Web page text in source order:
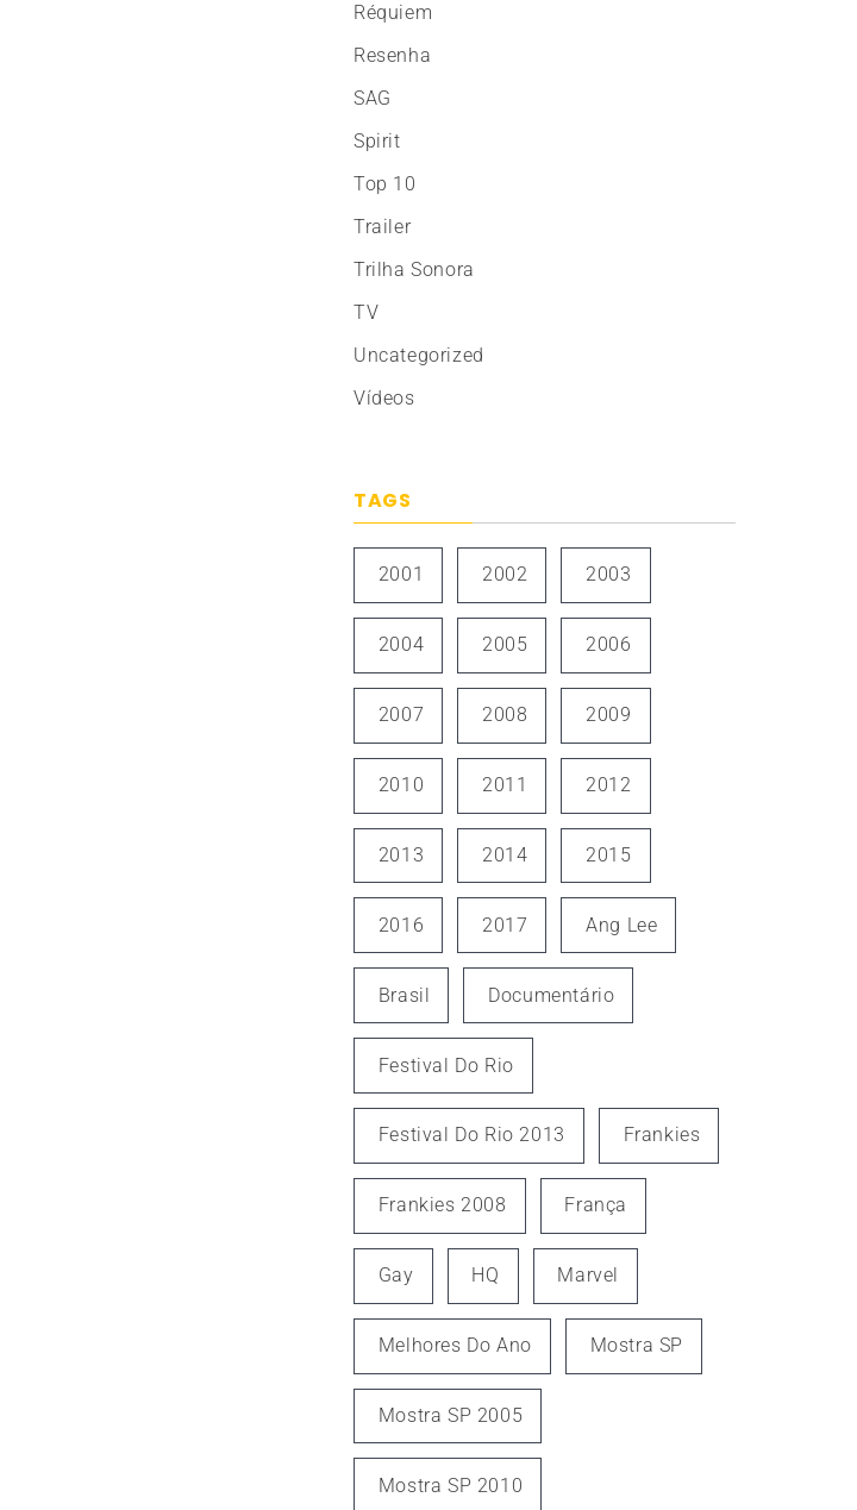
Réquiem
Resenha
SAG
Spirit
Top 10
Trailer
Trilha Sonora
TV
Uncategorized
Vídeos
TAGS
2001 2002 2003
2004 2005 2006
2007 2008 2009
2010 2011 2012
2013 2014 2015
2016 2017 Ang Lee
Brasil Documentário
Festival Do Rio
Festival Do Rio 2013 Frankies
Frankies 2008 França
Gay HQ Marvel
Melhores Do Ano Mostra SP
Mostra SP 2005
Mostra SP 2010